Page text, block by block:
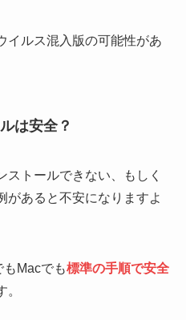
イルス混入版の可能性があ
は安全？
トールできない、もしく
があると不安になりますよ
Macでも標準の手順で安全
。